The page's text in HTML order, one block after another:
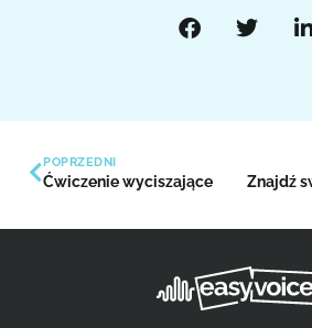
POPRZEDNI
Ćwiczenie wyciszające